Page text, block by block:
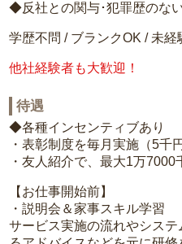
◆反社との関与･犯罪歴のな
学歴不問 / ブランクOK / 未
他社経験者も大歓迎！
待遇
◆各種インセンティブあり
・表彰制度を毎月実施（5千
・友人紹介で、最大1万
【お仕事開始前】
・説明会＆家事スキル学習
サービス実施の流れやシス